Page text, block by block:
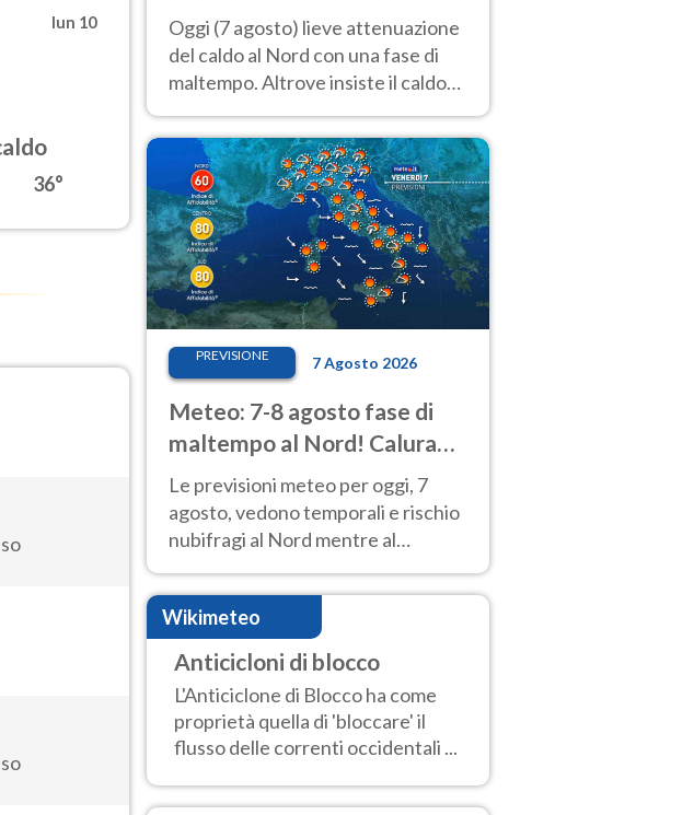
lun 10
36°
nubifragi. Altrove caldo
estremo
Oggi (7 agosto) lieve attenuazione
del caldo al Nord con una fase di
maltempo. Altrove insiste il caldo
previsioni
PREVISIONE 7 Agosto 2026
Meteo: 7-8 agosto fase di
maltempo al Nord! Calura
fino a Ferragosto
Le previsioni meteo per oggi, 7
agosto, vedono temporali e rischio
nubifragi al Nord mentre al
Centro-Sud sole e caldo sempre
molto intenso.
Wikimeteo
Anticicloni di blocco
L'Anticiclone di Blocco ha come
proprietà quella di 'bloccare' il
flusso delle correnti occidentali ...